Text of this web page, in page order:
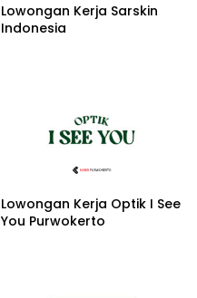
Lowongan Kerja Sarskin
Indonesia
Lowongan Kerja Optik I See
You Purwokerto